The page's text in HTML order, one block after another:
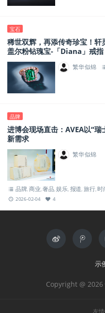
宝石
稀世双辉，再添传奇珍宝！
盖尔粉钻瑰宝-「Diana」戒指
繁华似锦
品牌
进博会现场直击：AVEA以“
新需求
繁华似锦
品牌,商业,奢品,娱乐, 报道, 旅行,时
2026-02-04 4
示
Copyright @